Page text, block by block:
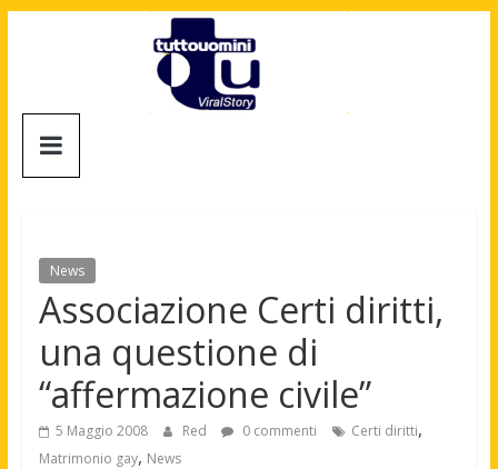
Tuttouomini
Motori,
gay
news
moda
maschile
News
Associazione Certi diritti,
una questione di
“affermazione civile”
5 Maggio 2008 Red 0 commenti Certi diritti,
Matrimonio gay, News